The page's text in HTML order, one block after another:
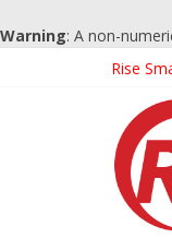
Warning: A non-
Rise